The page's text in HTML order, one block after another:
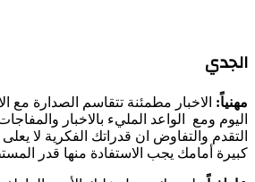
الجدي
مهنياً: الاخبار مطمئنة تتقاسم الصدارة مع
اليوم ومع الواعد المليء بالاخبار
التقدم والتفاوض ان قدراتك الفكرية لا
كبيرة أمامك يجب الاستفادة منها قدر